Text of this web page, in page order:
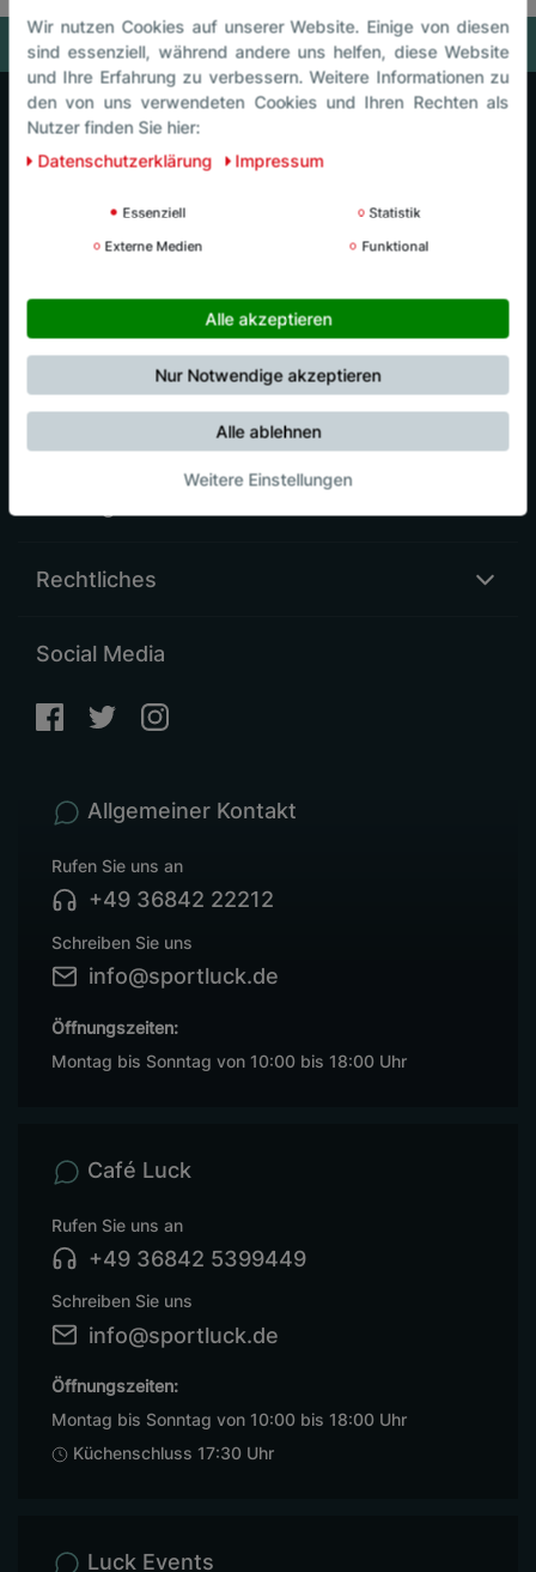
Luck Intersport
Luck Events
Luck Kids
Rechtliches
Social Media
Allgemeiner Kontakt
Rufen Sie uns an
+49 36842 22212
Schreiben Sie uns
info@sportluck.de
Öffnungszeiten:
Montag bis Sonntag von 10:00 bis 18:00 Uhr
Café Luck
Rufen Sie uns an
+49 36842 5399449
Schreiben Sie uns
info@sportluck.de
Öffnungszeiten:
Montag bis Sonntag von 10:00 bis 18:00 Uhr
Küchenschluss 17:30 Uhr
Luck Events
Wir nutzen Cookies auf unserer Website. Einige von diesen
sind essenziell, während andere uns helfen, diese Website
und Ihre Erfahrung zu verbessern. Weitere Informationen zu
den von uns verwendeten Cookies und Ihren Rechten als
Nutzer finden Sie hier:
Daten­schutz­erklärung
Impressum
Essenziell
Statistik
Externe Medien
Funktional
Alle akzeptieren
Nur Notwendige akzeptieren
Alle ablehnen
Weitere Einstellungen